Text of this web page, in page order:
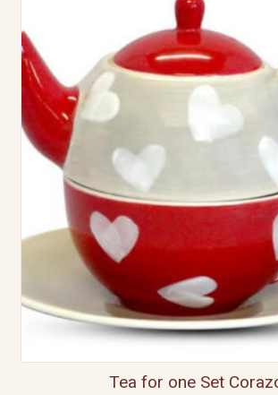
Tea for one Set